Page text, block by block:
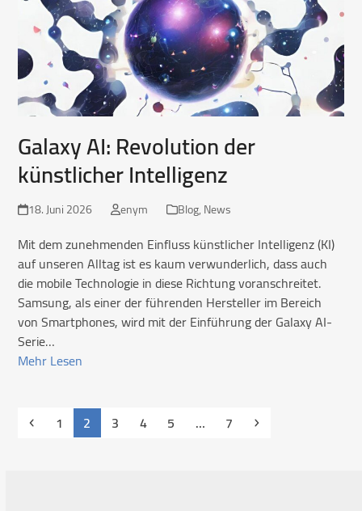
Galaxy AI: Revolution der
künstlicher Intelligenz
18. Juni 2026 enym Blog,News
Mit dem zunehmenden Einfluss künstlicher Intelligenz (KI)
auf unseren Alltag ist es kaum verwunderlich, dass auch
die mobile Technologie in diese Richtung voranschreitet.
Samsung, als einer der führenden Hersteller im Bereich
von Smartphones, wird mit der Einführung der Galaxy AI-
Serie…
Mehr Lesen
Vorheriger
Seite
1 Seite
2 Seite
3 Seite
4 Seite
5 … Seite
7 Vorwärts